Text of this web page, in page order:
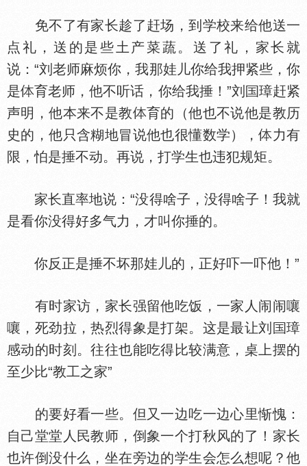
免不了有家长趁了赶场，到学校来给他送一
点礼，送的是些土产菜蔬。送了礼，家长就
说：“刘老师麻烦你，我那娃儿你给我押紧些，你
是
育老师，他不听话，你给我捶！”刘
璋赶紧
声明，他本来不是教
育的（他也不说他是教历
史的，他只含糊地冒说他也很懂数学），
力有
限，怕是捶不动。再说，打学生也违犯规矩。
家长直率地说：“没得啥子，没得啥子！我就
是看你没得好多气力，才叫你捶的。
你反正是捶不坏那娃儿的，正好吓一吓他！”
有时家访，家长强留他吃饭，一家人闹闹嚷
嚷，死劲拉，热烈得象是打架。这是最让刘
璋
感动的时刻。往往也能吃得比较满意，桌上摆的
至少比“教工之家”
的要好看一些。但又一边吃一边心里惭愧：
自己堂堂人民教师，倒象一个打秋风的了！家长
也许倒没什么，坐在旁边的学生会怎么想呢？他